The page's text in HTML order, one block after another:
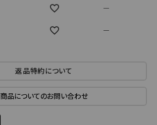
—
—
返品特約について
商品についてのお問い合わせ